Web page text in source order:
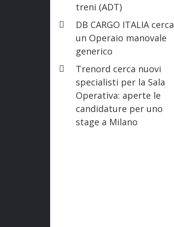
treni (ADT)
DB CARGO ITALIA cerca
un Operaio manovale
generico
Trenord cerca nuovi
specialisti per la Sala
Operativa: aperte le
candidature per uno
stage a Milano